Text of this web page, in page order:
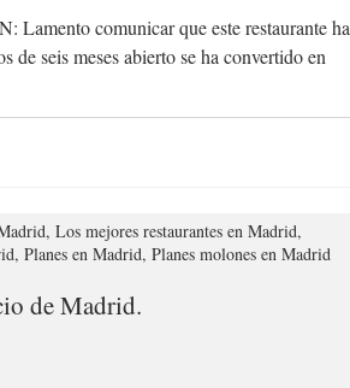
comunicar que este restaurante ha
de seis meses abierto se ha convertido en
Los mejores restaurantes en Madrid,
Planes en Madrid, Planes molones en Madrid
de Madrid.